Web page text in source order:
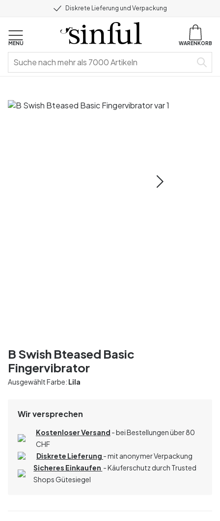
Diskrete Lieferung und Verpackung
MENU WARENKORB
B Swish Bteased Basic
Fingervibrator
Ausgewählt Farbe: Lila
Wir versprechen
Kostenloser Versand - bei Bestellungen über 80
CHF
Diskrete Lieferung - mit anonymer Verpackung
Sicheres Einkaufen - Käuferschutz durch Trusted
Shops Gütesiegel